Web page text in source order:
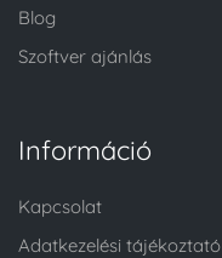
Blog
Szoftver ajánlás
Információ
Kapcsolat
Adatkezelési tájékoztató